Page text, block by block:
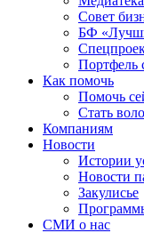
Совет
БФ
Портфель
Как помочь
Помочь
Стать
Компаниям
Новости
Истории
Новости
Закулисье
СМИ о нас